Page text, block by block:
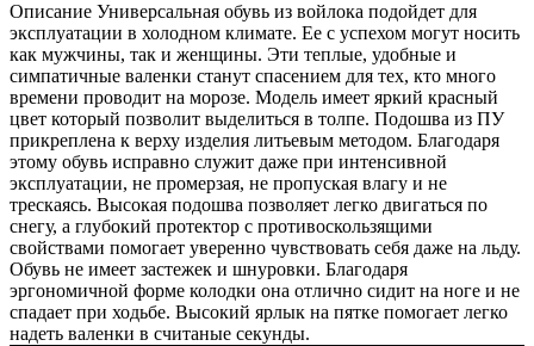
Описание Универсальная обувь из войлока подойдет для
эксплуатации в холодном климате. Ее с успехом могут носить
как мужчины, так и женщины. Эти теплые, удобные и
симпатичные валенки станут спасением для тех, кто много
времени проводит на морозе. Модель имеет яркий красный
цвет который позволит выделиться в толпе. Подошва из ПУ
прикреплена к верху изделия литьевым методом. Благодаря
этому обувь исправно служит даже при интенсивной
эксплуатации, не промерзая, не пропуская влагу и не
трескаясь. Высокая подошва позволяет легко двигаться по
снегу, а глубокий протектор с противоскользящими
свойствами помогает уверенно чувствовать себя даже на льду.
Обувь не имеет застежек и шнуровки. Благодаря
эргономичной форме колодки она отлично сидит на ноге и не
спадает при ходьбе. Высокий ярлык на пятке помогает легко
надеть валенки в считаные секунды.